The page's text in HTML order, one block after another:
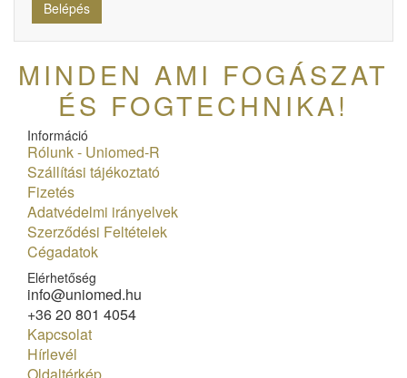
MINDEN AMI FOGÁSZAT
ÉS FOGTECHNIKA!
Információ
Rólunk - Uniomed-R
Szállítási tájékoztató
Fizetés
Adatvédelmi irányelvek
Szerződési Feltételek
Cégadatok
Elérhetőség
info@uniomed.hu
+36 20 801 4054
Kapcsolat
Hírlevél
Oldaltérkép